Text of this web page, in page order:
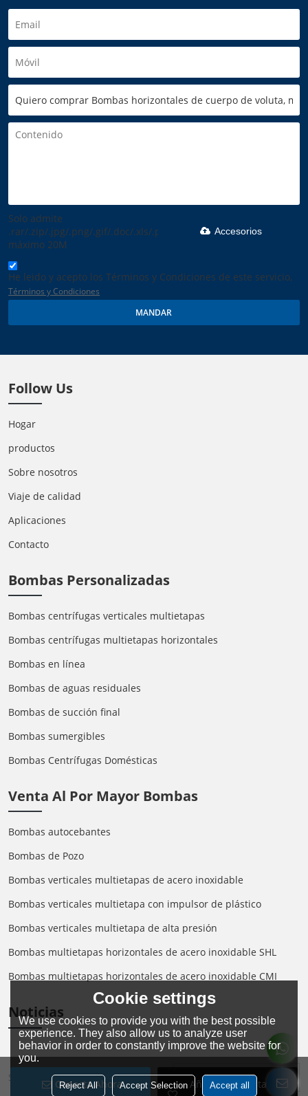
Conecta Ahora Añadir A La Lista De
Solo admite
.rar/.zip/.jpg/.png/.gif/.doc/.xls/.pdf,
máximo 20M
Accesorios
He leido y acepto los Términos y Condiciones de este servicio,
Términos y Condiciones
MANDAR
Follow Us
Hogar
productos
Sobre nosotros
Viaje de calidad
Aplicaciones
Contacto
Bombas Personalizadas
Bombas centrífugas verticales multietapas
Bombas centrífugas multietapas horizontales
Bombas en línea
Bombas de aguas residuales
Bombas de succión final
Bombas sumergibles
Bombas Centrífugas Domésticas
Venta Al Por Mayor Bombas
Bombas autocebantes
Bombas de Pozo
Bombas verticales multietapas de acero inoxidable
Bombas verticales multietapa con impulsor de plástico
Bombas verticales multietapa de alta presión
Bombas multietapas horizontales de acero inoxidable SHL
Bombas multietapas horizontales de acero inoxidable CMI
Noticias
SÍGANOS: IDIOMA: Español
Cookie settings
We use cookies to provide you with the best possible
experience. They also allow us to analyze user
behavior in order to constantly improve the website for
you.
Reject All Accept Selection Accept all